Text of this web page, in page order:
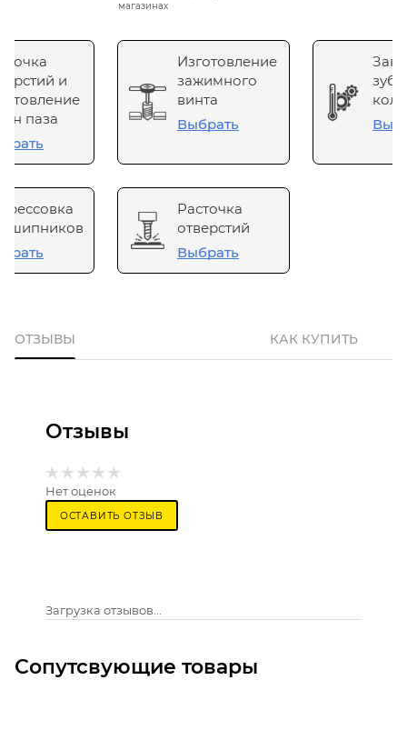
магазинах
и
паза
Изготовление
зажимного
винта
Выбрать
Расточка
отверстий
Выбрать
ОТЗЫВЫ КАК КУПИТЬ
Отзывы
Нет оценок
ОСТАВИТЬ ОТЗЫВ
Загрузка отзывов...
Сопутсвующие товары